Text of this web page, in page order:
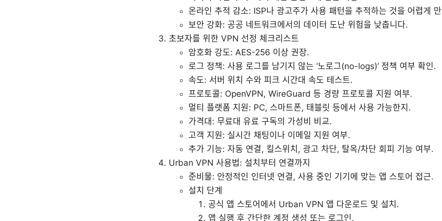
온라인 추적 감소: ISP나 광고주가 사용 패턴을 추적하는 것을 어렵게
보안 강화: 공공 네트워크에서의 데이터 도난 위험을 낮춥니다.
초보자를 위한 VPN 선정 체크리스트
암호화 강도: AES-256 이상 권장.
로그 정책: 사용 로그를 남기지 않는 ‘노로그(no-logs)’ 정책 여부 확인.
속도: 서버 위치 수와 피크 시간대 속도 테스트.
프로토콜: OpenVPN, WireGuard 등 경량 프로토콜 지원 여부.
멀티 플랫폼 지원: PC, 스마트폰, 태블릿 등에서 사용 가능한지.
가격대: 무료대 유료 구독의 가성비 비교.
고객 지원: 실시간 채팅이나 이메일 지원 여부.
추가 기능: 자동 연결, 킬스위치, 광고 차단, 탈옥/차단 회피 기능 여부.
Urban VPN 사용법: 설치부터 연결까지
준비물: 안정적인 인터넷 연결, 사용 중인 기기에 맞는 앱 스토어 접근.
설치 단계
공식 앱 스토어에서 Urban VPN 앱 다운로드 및 설치.
앱 실행 후 간단한 계정 생성 또는 로그인.